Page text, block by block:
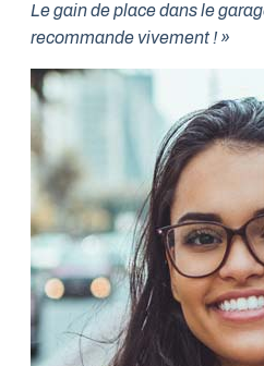
Le gain de place dans le
recommande vivement ! »